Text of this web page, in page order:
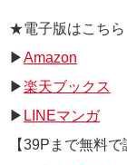
★電子版はこちら
▶Amazon
▶楽天ブックス
▶ LINEマンガ
【39Pまで無料